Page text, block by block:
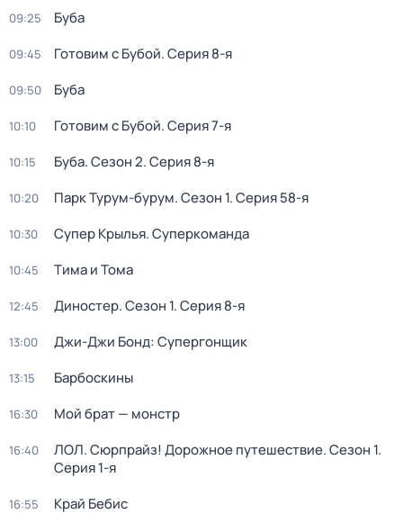
09:25 Буба
09:45 Готовим с Бубой. Серия 8-я
09:50 Буба
10:10 Готовим с Бубой. Серия 7-я
10:15 Буба. Сезон 2. Серия 8-я
10:20 Парк Турум-бурум. Сезон 1. Серия 58-я
10:30 Супер Крылья. Суперкоманда
10:45 Тима и Тома
12:45 Диностер. Сезон 1. Серия 8-я
13:00 Джи-Джи Бонд: Супергонщик
13:15 Барбоскины
16:30 Мой брат — монстр
16:40 ЛОЛ. Сюрпрайз! Дорожное путешествие. Сезон 1.
Серия 1-я
16:55 Край Бебис